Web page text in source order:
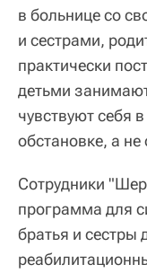
в больнице со
и сестрами,
практически
детьми
чувствуют себя
обстановке, а
Сотрудники
программа для
братья и сестры